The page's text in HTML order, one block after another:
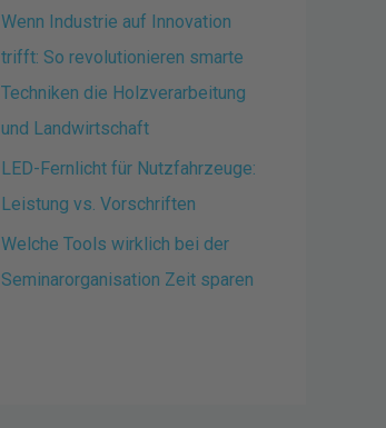
Wenn Industrie auf Innovation
trifft: So revolutionieren smarte
Techniken die Holzverarbeitung
und Landwirtschaft
LED-Fernlicht für Nutzfahrzeuge:
Leistung vs. Vorschriften
Welche Tools wirklich bei der
Seminarorganisation Zeit sparen